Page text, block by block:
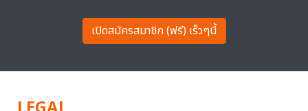
เปิดสมัครสมาชิก (ฟรี) เร็วๆนี้